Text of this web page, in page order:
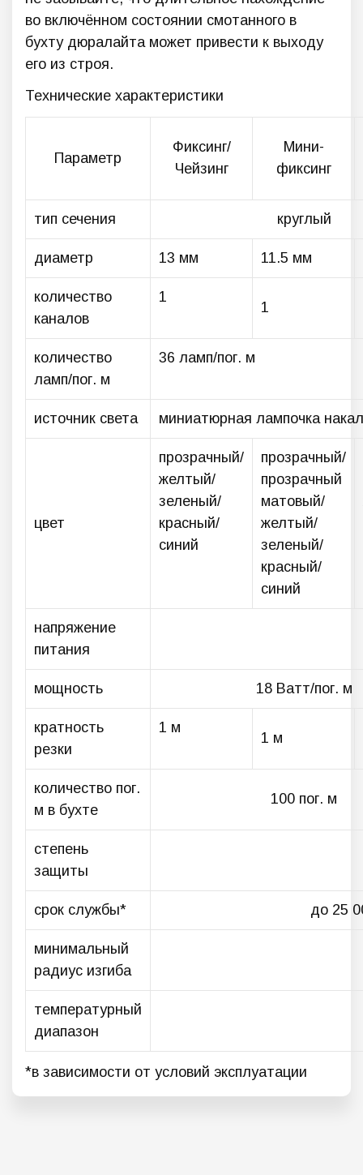
во включённом состоянии смотанного в
бухту дюралайта может привести к выходу
его из строя.
Технические характеристики
Параметр
Фиксинг/
Чейзинг
Мини-
фиксинг
тип сечения круглый
диаметр 13 мм 11.5 мм
количество
каналов
1
1
количество
ламп/пог. м
36 ламп/пог. м
источник света миниатюрная лампочка
цвет
прозрачный/
желтый/
зеленый/
красный/
синий
прозрачный/
прозрачный
матовый/
желтый/
зеленый/
красный/
синий
напряжение
питания
мощность 18 Ватт/пог. м
кратность
резки
1 м
1 м
количество пог.
м в бухте
100 пог. м
степень
защиты
срок службы* до 25
минимальный
радиус изгиба
температурный
диапазон
*в зависимости от условий эксплуатации